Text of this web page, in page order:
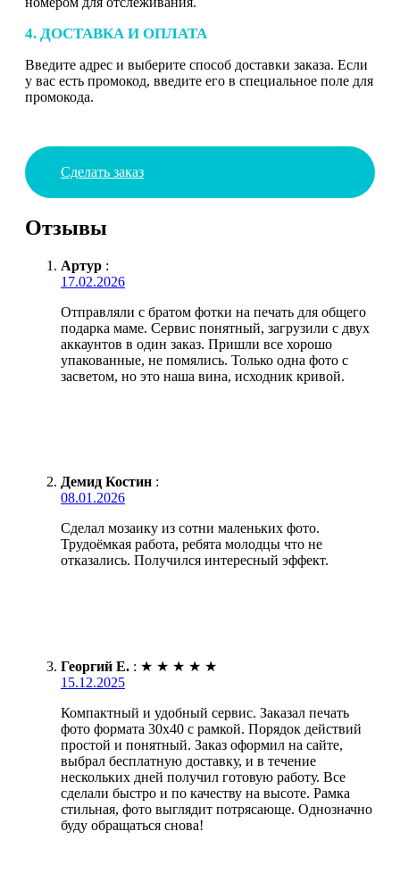
4. ДОСТАВКА И ОПЛАТА
Введите адрес и выберите способ доставки заказа. Если
у вас есть промокод, введите его в специальное поле для
промокода.
Сделать заказ
Отзывы
Артур :
17.02.2026
Отправляли с братом фотки на печать для общего
подарка маме. Сервис понятный, загрузили с двух
аккаунтов в один заказ. Пришли все хорошо
упакованные, не помялись. Только одна фото с
засветом, но это наша вина, исходник кривой.
Демид Костин :
08.01.2026
Сделал мозаику из сотни маленьких фото.
Трудоёмкая работа, ребята молодцы что не
отказались. Получился интересный эффект.
Георгий Е. : ★ ★ ★ ★ ★
15.12.2025
Компактный и удобный сервис. Заказал печать
фото формата 30х40 с рамкой. Порядок действий
простой и понятный. Заказ оформил на сайте,
выбрал бесплатную доставку, и в течение
нескольких дней получил готовую работу. Все
сделали быстро и по качеству на высоте. Рамка
стильная, фото выглядит потрясающе. Однозначно
буду обращаться снова!